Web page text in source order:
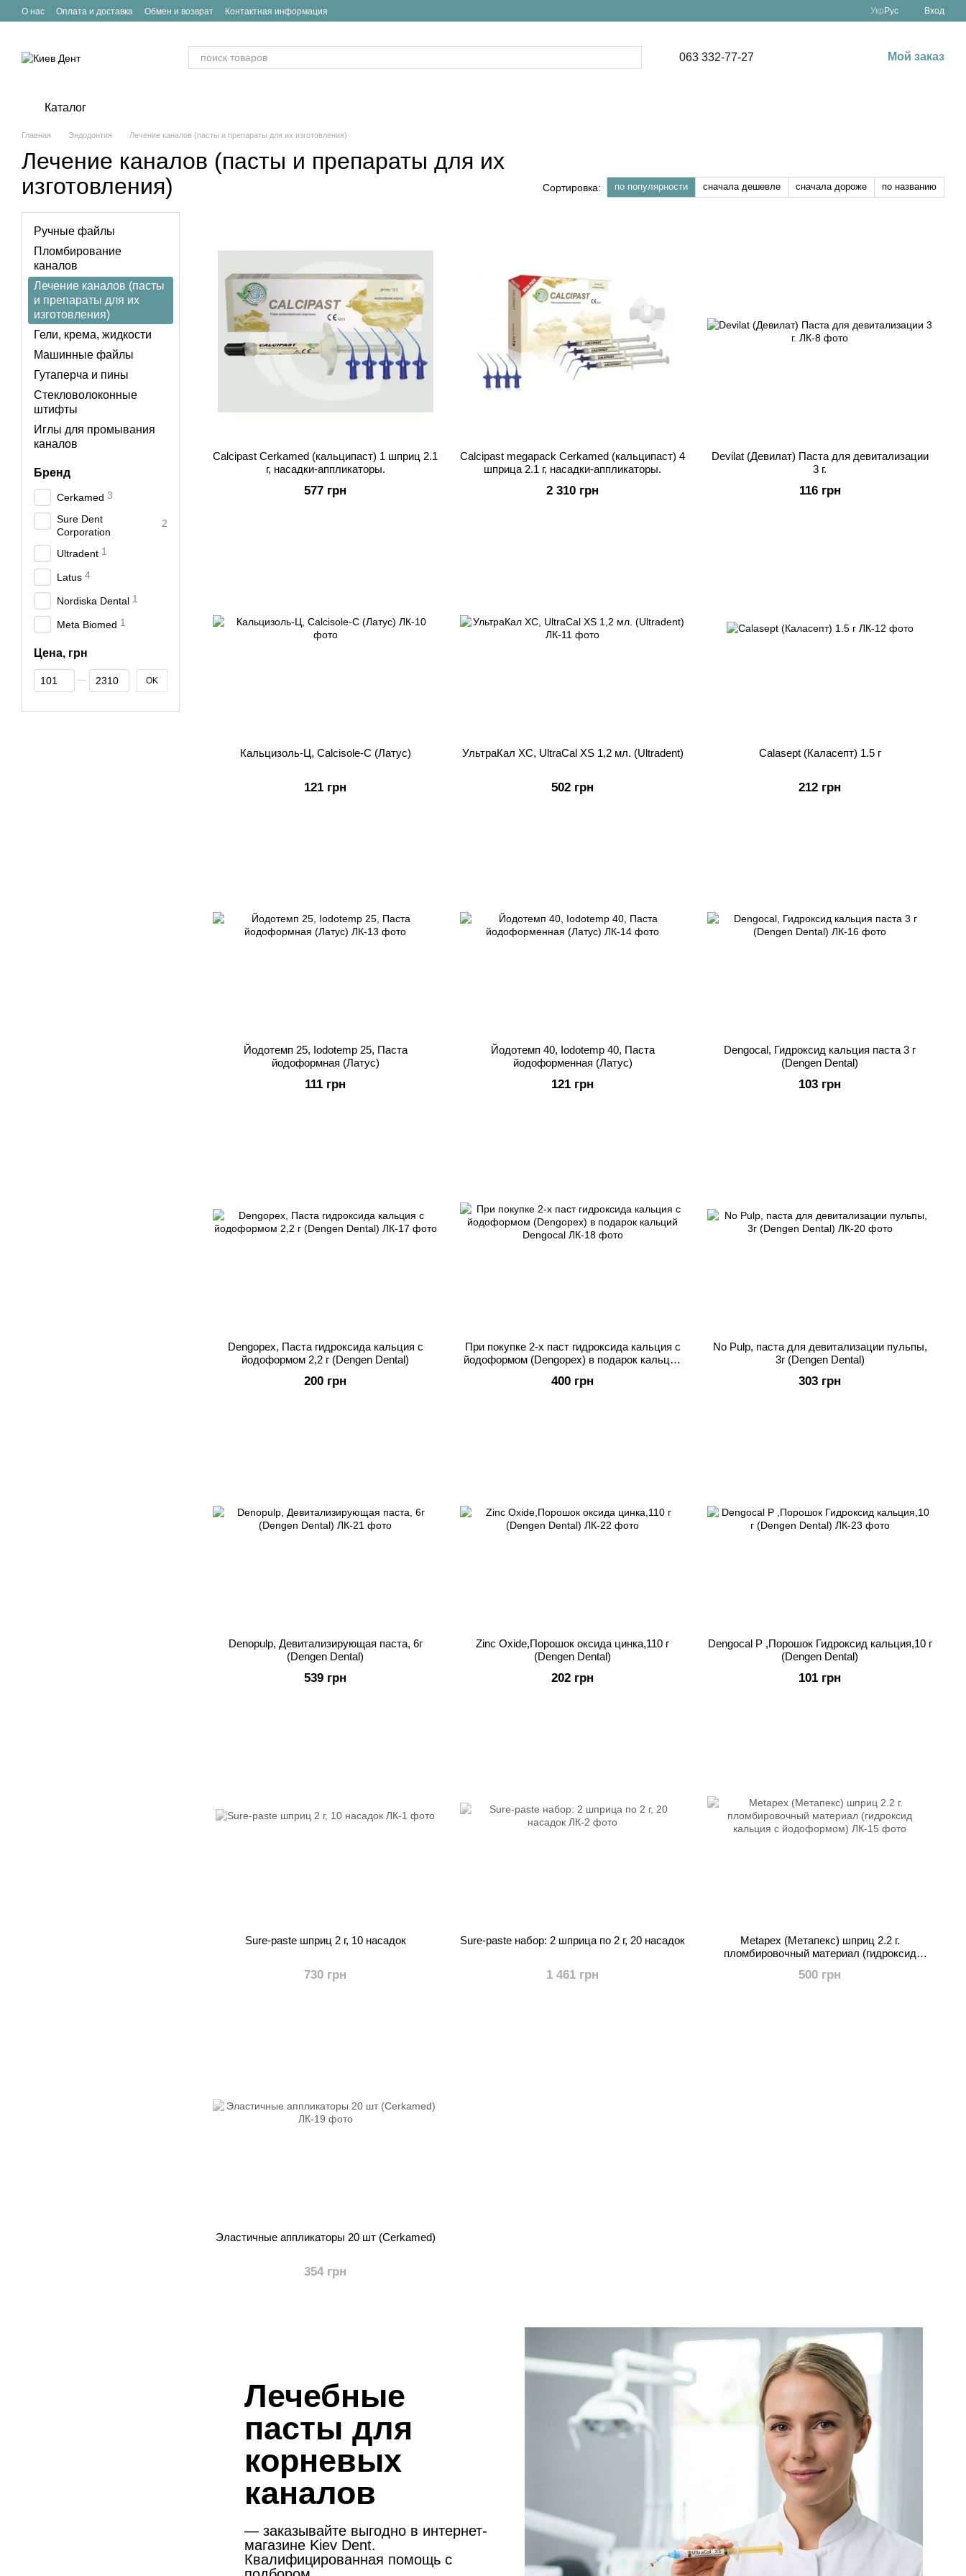
Перейти к основному контенту
О нас Оплата и доставка Обмен и возврат Контактная информация Укр Рус Вход
063 332-77-27 Мой заказ
Каталог
Главная Эндодонтия Лечение каналов (пасты и препараты для их изготовления)
Лечение каналов (пасты и препараты для их
изготовления)
Сортировка: по популярности сначала дешевле сначала дороже по названию
Лечебные
пасты для
корневых
каналов
— заказывайте выгодно в интернет-
магазине Kiev Dent.
Квалифицированная помощь с
Calcipast Cerkamed (кальципаст) 1 шприц 2.1
г, насадки-аппликаторы.
577 грн
Calcipast megapack Cerkamed (кальципаст) 4
шприца 2.1 г, насадки-аппликаторы.
2 310 грн
Devilat (Девилат) Паста для девитализации
3 г.
116 грн
Кальцизоль-Ц, Calcisole-C (Латус)
121 грн
УльтраКал ХС, UltraCal XS 1,2 мл. (Ultradent)
502 грн
Calasept (Каласепт) 1.5 г
212 грн
Йодотемп 25, Iodotemp 25, Паста
йодоформная (Латус)
111 грн
Йодотемп 40, Iodotemp 40, Паста
йодоформенная (Латус)
121 грн
Dengocal, Гидроксид кальция паста 3 г
(Dengen Dental)
103 грн
Dengopex, Паста гидроксида кальция с
йодоформом 2,2 г (Dengen Dental)
200 грн
При покупке 2-х паст гидроксида кальция с
йодоформом (Dengopex) в подарок кальций
400 грн
No Pulp, паста для девитализации пульпы,
3г (Dengen Dental)
303 грн
Denopulp, Девитализирующая паста, 6г
(Dengen Dental)
539 грн
Zinc Oxide,Порошок оксида цинка,110 г
(Dengen Dental)
202 грн
Dengocal P ,Порошок Гидроксид кальция,10 г
(Dengen Dental)
101 грн
Sure-paste шприц 2 г, 10 насадок
730 грн
Sure-paste набор: 2 шприца по 2 г, 20 насадок
1 461 грн
Metapex (Метапекс) шприц 2.2 г.
пломбировочный материал (гидроксид
500 грн
Эластичные аппликаторы 20 шт (Cerkamed)
354 грн
Ручные файлы
Пломбирование
каналов
Лечение каналов (пасты
и препараты для их
изготовления)
Гели, крема, жидкости
Машинные файлы
Гутаперча и пины
Стекловолоконные
штифты
Иглы для промывания
каналов
Бренд
Cerkamed 3
Sure Dent
Corporation
2
Ultradent 1
Latus 4
Nordiska Dental 1
Meta Biomed 1
Цена, грн
От Цена, грн
До Цена, грн OK